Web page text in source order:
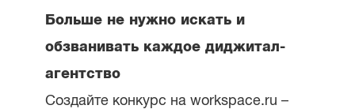
Больше не нужно искать и
обзванивать каждое диджитал-
агентство
Создайте конкурс на workspace.ru –